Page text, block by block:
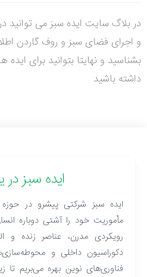
در بلاگ سایت ایده سبز می توانید
و اجرای فضای سبز و روف گاردن
بشناسید و نهایتا بتوانید برای
داشته باشید
ایده سبز
ایده سبز شرکتی پیشرو در
مأموریت خود را آشتی دوباره
رویکردی مدرن، عناصر زنده و
دکوراسیون داخلی و
فناوری‌های نوین بهره می‌بریم تا